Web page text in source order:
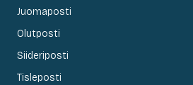
Juomaposti
Olutposti
Siideriposti
Tisleposti